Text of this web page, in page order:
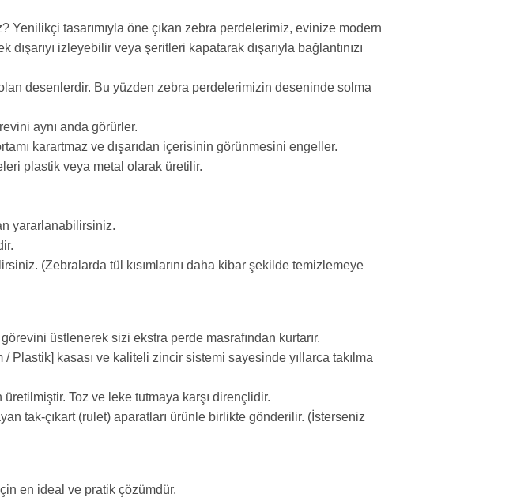
Yenilikçi tasarımıyla öne çıkan zebra perdelerimiz, evinize modern
izleyebilir veya şeritleri kapatarak dışarıyla bağlantınızı
desenlerdir. Bu yüzden zebra perdelerimizin deseninde solma
aynı anda görürler.
karartmaz ve dışarıdan içerisinin görünmesini engeller.
plastik veya metal olarak üretilir.
yararlanabilirsiniz.
(Zebralarda tül kısımlarını daha kibar şekilde temizlemeye
üstlenerek sizi ekstra perde masrafından kurtarır.
/ Plastik] kasası ve kaliteli zincir sistemi sayesinde yıllarca takılma
Toz ve leke tutmaya karşı dirençlidir.
tak-çıkart (rulet) aparatları ürünle birlikte gönderilir. (İsterseniz
en ideal ve pratik çözümdür.